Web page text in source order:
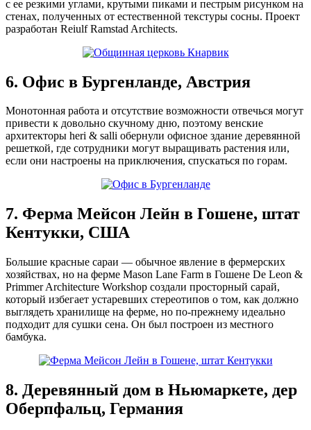
с ее резкими углами, крутыми пиками и пестрым рисунком на
стенах, полученных от естественной текстуры сосны. Проект
разработан Reiulf Ramstad Architects.
6. Офис в Бургенланде, Австрия
Монотонная работа и отсутствие возможности отвечься могут
привести к довольно скучному дню, поэтому венские
архитекторы heri & salli обернули офисное здание деревянной
решеткой, где сотрудники могут выращивать растения или,
если они настроены на приключения, спускаться по горам.
7. Ферма Мейсон Лейн в Гошене, штат
Кентукки, США
Большие красные сараи — обычное явление в фермерских
хозяйствах, но на ферме Mason Lane Farm в Гошене De Leon &
Primmer Architecture Workshop создали просторный сарай,
который избегает устаревших стереотипов о том, как должно
выглядеть хранилище на ферме, но по-прежнему идеально
подходит для сушки сена. Он был построен из местного
бамбука.
8. Деревянный дом в Ньюмаркете, дер
Оберпфальц, Германия